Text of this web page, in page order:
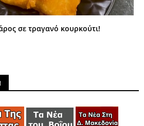
σε τραγανό κουρκούτι!